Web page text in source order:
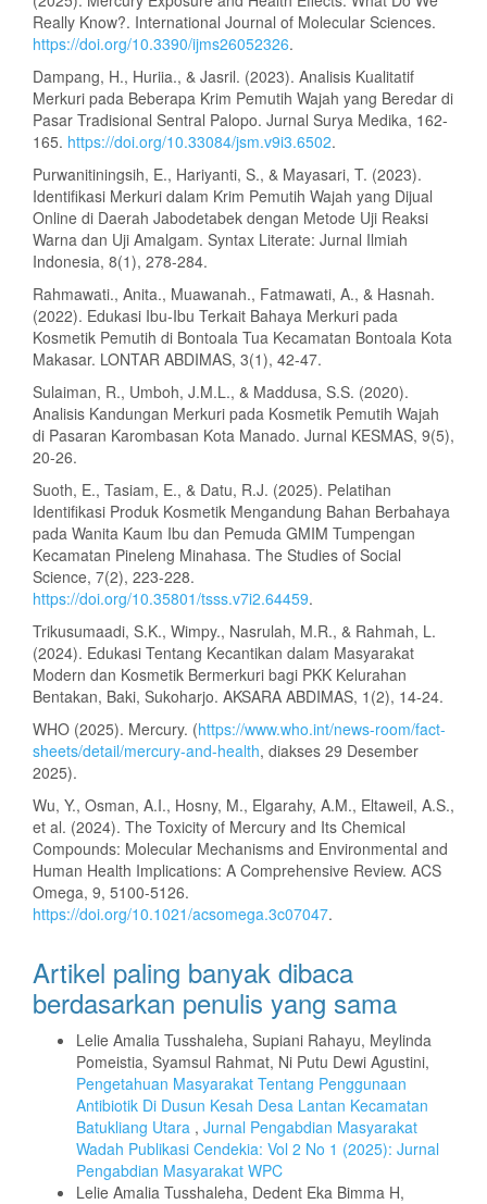
Really Know?. International Journal of Molecular Sciences.
https://doi.org/10.3390/ijms26052326.
Dampang, H., Huriia., & Jasril. (2023). Analisis Kualitatif
Merkuri pada Beberapa Krim Pemutih Wajah yang Beredar di
Pasar Tradisional Sentral Palopo. Jurnal Surya Medika, 162-
165. https://doi.org/10.33084/jsm.v9i3.6502.
Purwanitiningsih, E., Hariyanti, S., & Mayasari, T. (2023).
Identifikasi Merkuri dalam Krim Pemutih Wajah yang Dijual
Online di Daerah Jabodetabek dengan Metode Uji Reaksi
Warna dan Uji Amalgam. Syntax Literate: Jurnal Ilmiah
Indonesia, 8(1), 278-284.
Rahmawati., Anita., Muawanah., Fatmawati, A., & Hasnah.
(2022). Edukasi Ibu-Ibu Terkait Bahaya Merkuri pada
Kosmetik Pemutih di Bontoala Tua Kecamatan Bontoala Kota
Makasar. LONTAR ABDIMAS, 3(1), 42-47.
Sulaiman, R., Umboh, J.M.L., & Maddusa, S.S. (2020).
Analisis Kandungan Merkuri pada Kosmetik Pemutih Wajah
di Pasaran Karombasan Kota Manado. Jurnal KESMAS, 9(5),
20-26.
Suoth, E., Tasiam, E., & Datu, R.J. (2025). Pelatihan
Identifikasi Produk Kosmetik Mengandung Bahan Berbahaya
pada Wanita Kaum Ibu dan Pemuda GMIM Tumpengan
Kecamatan Pineleng Minahasa. The Studies of Social
Science, 7(2), 223-228.
https://doi.org/10.35801/tsss.v7i2.64459.
Trikusumaadi, S.K., Wimpy., Nasrulah, M.R., & Rahmah, L.
(2024). Edukasi Tentang Kecantikan dalam Masyarakat
Modern dan Kosmetik Bermerkuri bagi PKK Kelurahan
Bentakan, Baki, Sukoharjo. AKSARA ABDIMAS, 1(2), 14-24.
WHO (2025). Mercury. (https://www.who.int/news-room/fact-
sheets/detail/mercury-and-health, diakses 29 Desember
2025).
Wu, Y., Osman, A.I., Hosny, M., Elgarahy, A.M., Eltaweil, A.S.,
et al. (2024). The Toxicity of Mercury and Its Chemical
Compounds: Molecular Mechanisms and Environmental and
Human Health Implications: A Comprehensive Review. ACS
Omega, 9, 5100-5126.
https://doi.org/10.1021/acsomega.3c07047.
Artikel paling banyak dibaca
berdasarkan penulis yang sama
Lelie Amalia Tusshaleha, Supiani Rahayu, Meylinda
Pomeistia, Syamsul Rahmat, Ni Putu Dewi Agustini,
Pengetahuan Masyarakat Tentang Penggunaan
Antibiotik Di Dusun Kesah Desa Lantan Kecamatan
Batukliang Utara , Jurnal Pengabdian Masyarakat
Wadah Publikasi Cendekia: Vol 2 No 1 (2025): Jurnal
Pengabdian Masyarakat WPC
Lelie Amalia Tusshaleha, Dedent Eka Bimma H,